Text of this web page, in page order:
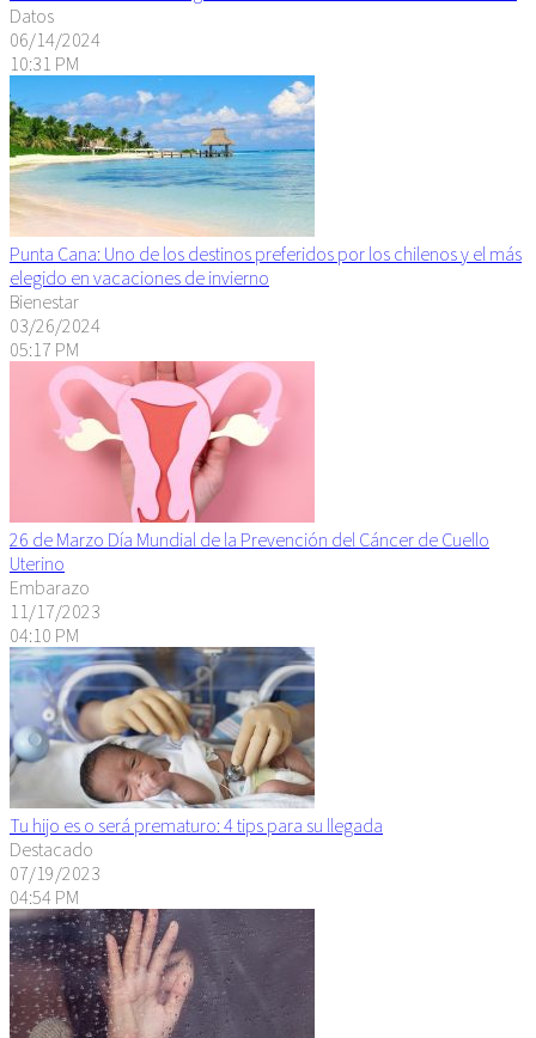
Datos
06/14/2024
10:31 PM
Punta Cana: Uno de los destinos preferidos por los chilenos y el más
elegido en vacaciones de invierno
Bienestar
03/26/2024
05:17 PM
26 de Marzo Día Mundial de la Prevención del Cáncer de Cuello
Uterino
Embarazo
11/17/2023
04:10 PM
Tu hijo es o será prematuro: 4 tips para su llegada
Destacado
07/19/2023
04:54 PM